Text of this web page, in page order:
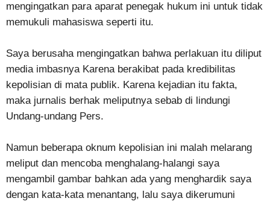
mengingatkan para aparat penegak hukum ini untuk tidak
memukuli mahasiswa seperti itu.
Saya berusaha mengingatkan bahwa perlakuan itu diliput
media imbasnya Karena berakibat pada kredibilitas
kepolisian di mata publik. Karena kejadian itu fakta,
maka jurnalis berhak meliputnya sebab di lindungi
Undang-undang Pers.
Namun beberapa oknum kepolisian ini malah melarang
meliput dan mencoba menghalang-halangi saya
mengambil gambar bahkan ada yang menghardik saya
dengan kata-kata menantang, lalu saya dikerumuni